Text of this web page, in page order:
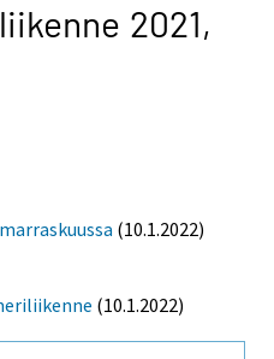
2021,
(10.1.2022)
(10.1.2022)